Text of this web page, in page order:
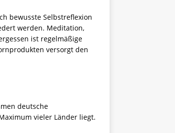
bewusste Selbstreflexion
werden. Meditation,
ist regelmäßige
versorgt den
deutsche
vieler Länder liegt.